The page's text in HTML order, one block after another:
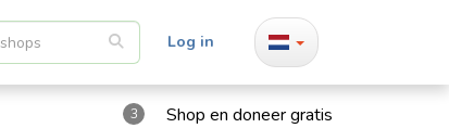
Log in
3 Shop en doneer gratis